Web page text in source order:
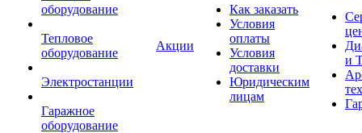
оборудование
Тепловое
оборудование
Электростанции
Гаражное
оборудование
Акции
Как заказать
Условия
оплаты
Условия
доставки
Юридическим
лицам
и